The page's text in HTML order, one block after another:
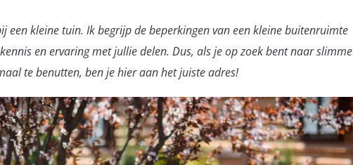
een kleine tuin. Ik begrijp de beperkingen van een kleine buitenruimte
en ervaring met jullie delen. Dus, als je op zoek bent naar slimme
te benutten, ben je hier aan het juiste adres!